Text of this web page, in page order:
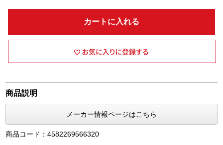
カートに入れる
商品説明
メーカー情報ページはこちら
商品コード：4582269566320